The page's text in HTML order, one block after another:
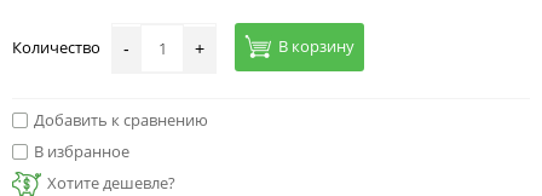
Количество - + В корзину
Добавить к сравнению
В избранное
Хотите дешевле?